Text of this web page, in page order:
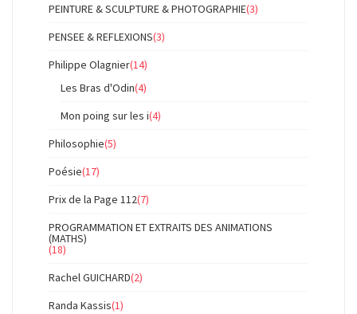
PEINTURE & SCULPTURE & PHOTOGRAPHIE(3)
PENSEE & REFLEXIONS(3)
Philippe Olagnier(14)
Les Bras d'Odin(4)
Mon poing sur les i(4)
Philosophie(5)
Poésie(17)
Prix de la Page 112(7)
PROGRAMMATION ET EXTRAITS DES ANIMATIONS
(MATHS)
(18)
Rachel GUICHARD(2)
Randa Kassis(1)